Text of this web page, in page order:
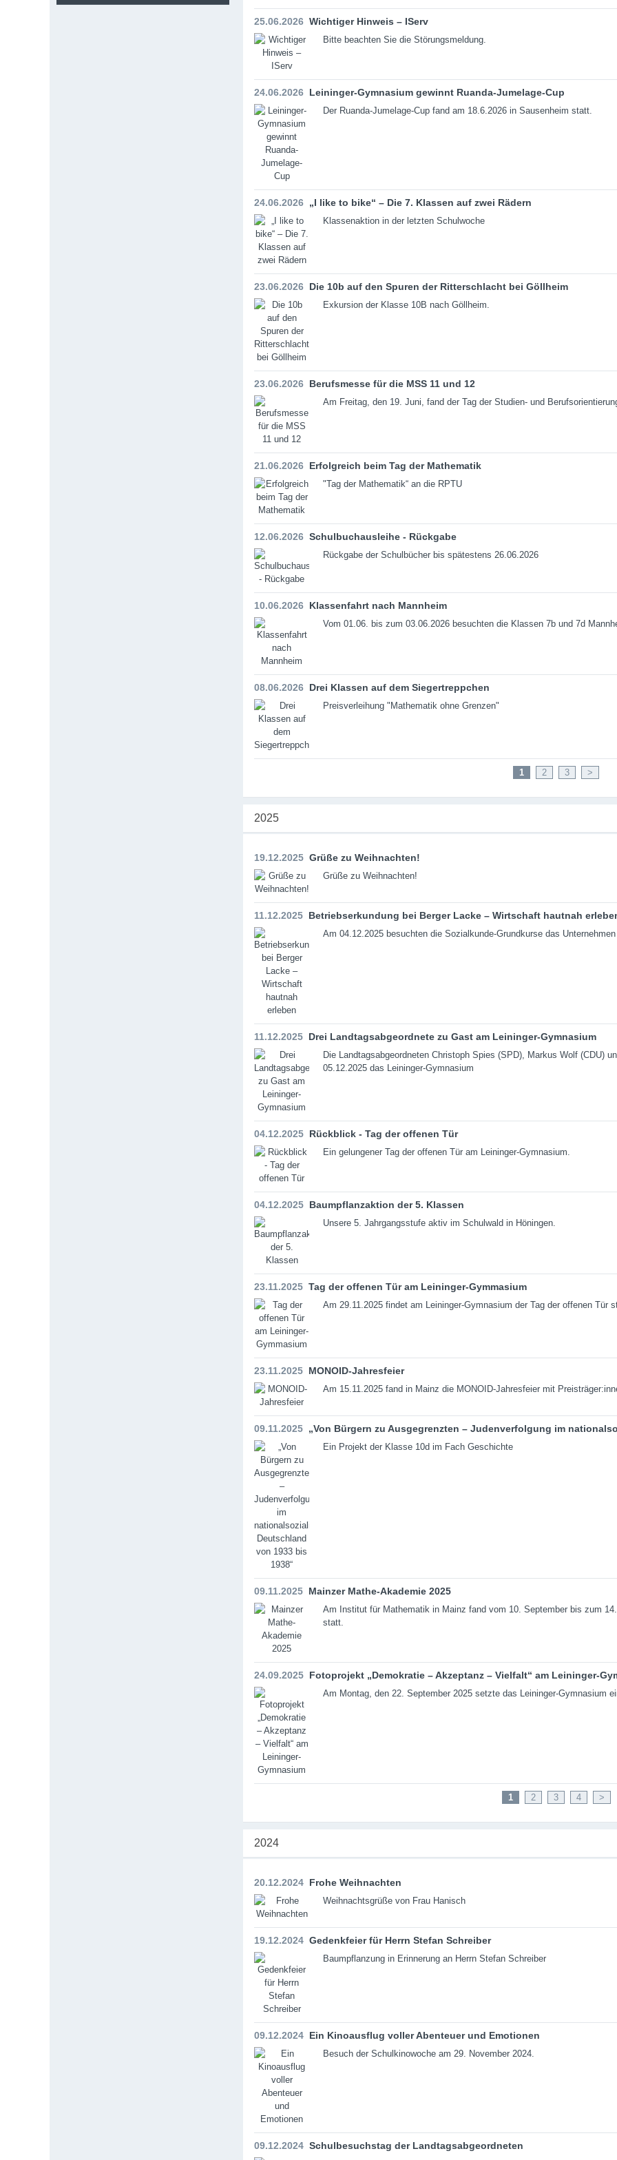
25.06.2026 Wichtiger Hinweis – IServ
Bitte beachten Sie die Störungsmeldung.
24.06.2026 Leininger-Gymnasium gewinnt Ruanda-Jumelage-Cup
Der Ruanda-Jumelage-Cup fand am 18.6.2026 in Sausenheim statt.
24.06.2026 „I like to bike“ – Die 7. Klassen auf zwei Rädern
Klassenaktion in der letzten Schulwoche
23.06.2026 Die 10b auf den Spuren der Ritterschlacht bei Göllheim
Exkursion der Klasse 10B nach Göllheim.
23.06.2026 Berufsmesse für die MSS 11 und 12
Am Freitag, den 19. Juni, fand der Tag der Studien- und
21.06.2026 Erfolgreich beim Tag der Mathematik
"Tag der Mathematik“ an die RPTU
12.06.2026 Schulbuchausleihe - Rückgabe
Rückgabe der Schulbücher bis spätestens 26.06.2026
10.06.2026 Klassenfahrt nach Mannheim
Vom 01.06. bis zum 03.06.2026 besuchten die Klassen 7b und 7d
08.06.2026 Drei Klassen auf dem Siegertreppchen
Preisverleihung "Mathematik ohne Grenzen"
1 2 3 >
2025
19.12.2025 Grüße zu Weihnachten!
Grüße zu Weihnachten!
11.12.2025 Betriebserkundung bei Berger Lacke – Wirtschaft hautnah
Am 04.12.2025 besuchten die Sozialkunde-Grundkurse das
11.12.2025 Drei Landtagsabgeordnete zu Gast am Leininger-Gymnasium
Die Landtagsabgeordneten Christoph Spies (SPD), Markus Wolf (CDU)
05.12.2025 das Leininger-Gymnasium
04.12.2025 Rückblick - Tag der offenen Tür
Ein gelungener Tag der offenen Tür am Leininger-Gymnasium.
04.12.2025 Baumpflanzaktion der 5. Klassen
Unsere 5. Jahrgangsstufe aktiv im Schulwald in Höningen.
23.11.2025 Tag der offenen Tür am Leininger-Gymmasium
Am 29.11.2025 findet am Leininger-Gymnasium der Tag der offenen Tür
23.11.2025 MONOID-Jahresfeier
Am 15.11.2025 fand in Mainz die MONOID-Jahresfeier mit
09.11.2025 „Von Bürgern zu Ausgegrenzten – Judenverfolgung im
Ein Projekt der Klasse 10d im Fach Geschichte
09.11.2025 Mainzer Mathe-Akademie 2025
Am Institut für Mathematik in Mainz fand vom 10. September bis zum
statt.
24.09.2025 Fotoprojekt „Demokratie – Akzeptanz – Vielfalt“ am Leininger-
Am Montag, den 22. September 2025 setzte das Leininger-Gymnasium
1 2 3 4 >
2024
20.12.2024 Frohe Weihnachten
Weihnachtsgrüße von Frau Hanisch
19.12.2024 Gedenkfeier für Herrn Stefan Schreiber
Baumpflanzung in Erinnerung an Herrn Stefan Schreiber
09.12.2024 Ein Kinoausflug voller Abenteuer und Emotionen
Besuch der Schulkinowoche am 29. November 2024.
09.12.2024 Schulbesuchstag der Landtagsabgeordneten